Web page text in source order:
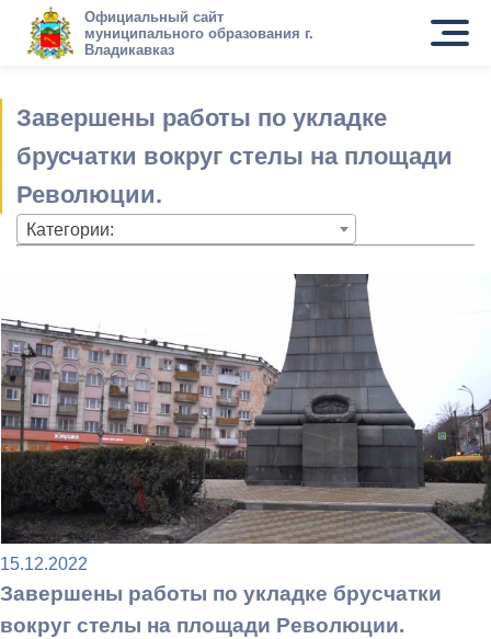
Официальный сайт
муниципального образования г.
Владикавказ
Завершены работы по укладке
брусчатки вокруг стелы на площади
Революции.
Категории:
15.12.2022
Завершены работы по укладке брусчатки
вокруг стелы на площади Революции.